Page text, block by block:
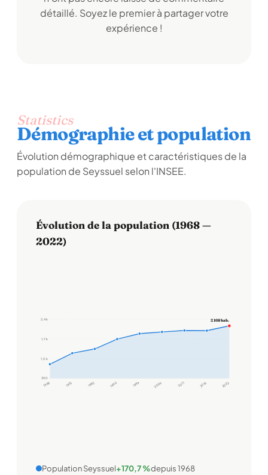
détaillé. Soyez le premier à partager votre
expérience !
Statistics
Démographie et population
Évolution démographique et caractéristiques de la
population de Seyssuel selon l'INSEE.
Évolution de la population (1968 —
2022)
300
1,0 k
1,7 k
2,4 k
1968 1975 1982 1990 1999 2006 2011 2016 2022
2 168 hab.
Population Seyssuel+170,7 %depuis 1968